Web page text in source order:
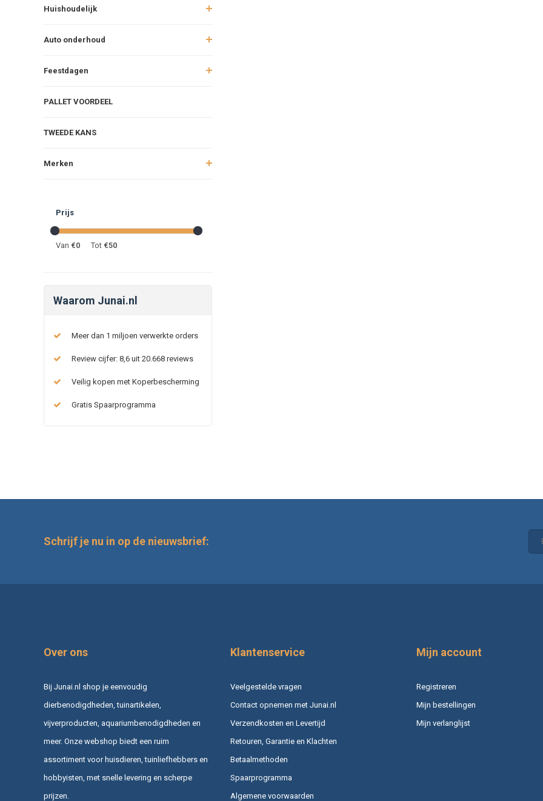
Huishoudelijk
Auto onderhoud
Feestdagen
PALLET VOORDEEL
TWEEDE KANS
Merken
Prijs
Van €0 Tot €50
Waarom Junai.nl
Meer dan 1 miljoen verwerkte orders
Review cijfer: 8,6 uit 20.668 reviews
Veilig kopen met Koperbescherming
Gratis Spaarprogramma
Schrijf je nu in op de nieuwsbrief:
Over ons
Bij Junai.nl shop je eenvoudig
dierbenodigdheden, tuinartikelen,
vijverproducten, aquariumbenodigdheden en
meer. Onze webshop biedt een ruim
assortiment voor huisdieren, tuinliefhebbers en
hobbyisten, met snelle levering en scherpe
prijzen.
Klantenservice
Veelgestelde vragen
Contact opnemen met Junai.nl
Verzendkosten en Levertijd
Retouren, Garantie en Klachten
Betaalmethoden
Spaarprogramma
Algemene voorwaarden
Mijn account
Registreren
Mijn bestellingen
Mijn verlanglijst